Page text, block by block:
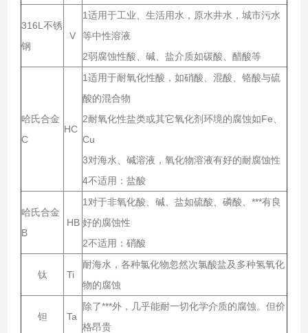
316L不锈
钢
V
1适用于工业、生活用水，原水井水，城市污水
等中性溶液
2弱腐蚀性酸、碱、盐介质如碳酸、醋酸等
哈氏合金
C
HC
1适用于耐氧化性酸，如硝酸、混酸、铬酸与硫
酸的混合物
2耐氧化性盐类或其它氧化剂环境的腐蚀如Fe、
Cu
3对海水、碱溶液，氧化物溶液有好的耐腐蚀性
4不适用：盐酸
哈氏合金
B
HB
1对于非氧化酸、碱、盐如硫酸、磷酸、***有良
好的腐蚀性
2不适用：硝酸
钛 Ti
耐海水，各种氯化物忽然次氯酸盐及多种氢氧化
物的腐蚀
钽 Ta
除了***外，几乎能耐一切化学介质的腐蚀。但价
格昂贵